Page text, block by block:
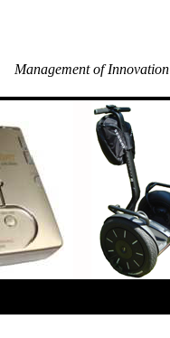
Management of Innovation